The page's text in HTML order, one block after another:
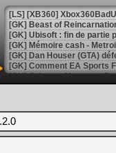
[GK] Beast of
[GK] Ubisoft : fin de partie
[GK] Mémoire cash -
[GK] Dan Houser (GTA)
[GK] Comment EA Sports
[GK] Crimson Moon : un
[GK] Isle of Reveries : le
[GK] Moonlighter 2 : The
[GK] Capcom relance